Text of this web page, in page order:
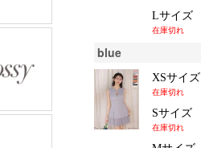
Lサイズ
在庫切れ
blue
XSサイズ
在庫切れ
Sサイズ
在庫切れ